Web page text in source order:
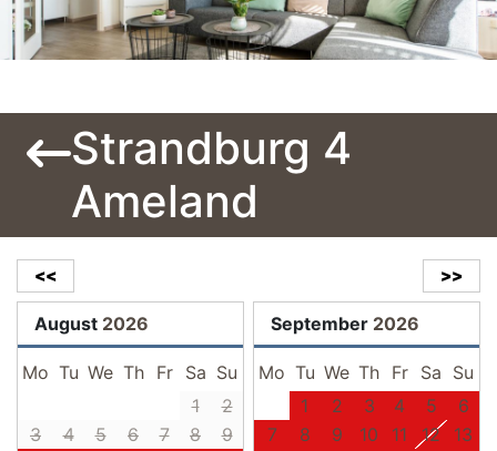
Strandburg 4
Ameland
>>
<<
August 2026
Mo Tu We Th Fr Sa Su
1
2
3
4 5 6 7 8
9
September 2026
Mo Tu We Th Fr Sa Su
1
2 3 4 5
6
7
8 9 10 11 12
13